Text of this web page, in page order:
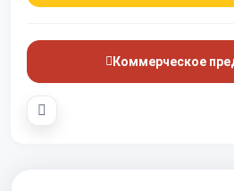
Коммерческое